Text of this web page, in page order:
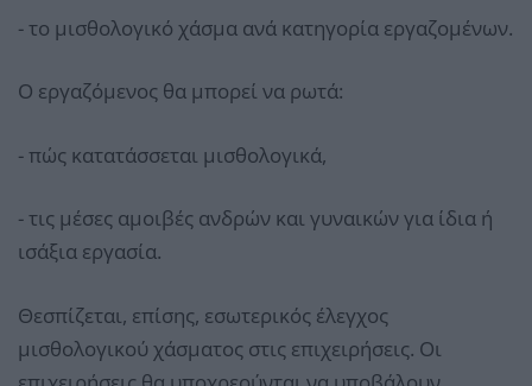
- το μισθολογικό χάσμα ανά κατηγορία εργαζομένων.
Ο εργαζόμενος θα μπορεί να ρωτά:
- πώς κατατάσσεται μισθολογικά,
- τις μέσες αμοιβές ανδρών και γυναικών για ίδια ή
ισάξια εργασία.
Θεσπίζεται, επίσης, εσωτερικός έλεγχος
μισθολογικού χάσματος στις επιχειρήσεις. Οι